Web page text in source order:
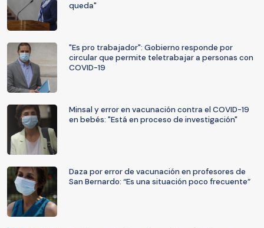
queda"
"Es pro trabajador": Gobierno responde por
circular que permite teletrabajar a personas con
COVID-19
Minsal y error en vacunación contra el COVID-19
en bebés: "Está en proceso de investigación"
Daza por error de vacunación en profesores de
San Bernardo: “Es una situación poco frecuente”